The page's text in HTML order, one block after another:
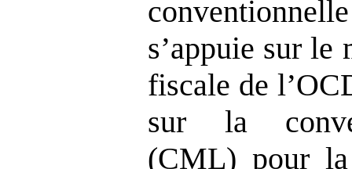
s’appuie sur le
fiscale de
sur la
(CML) pour